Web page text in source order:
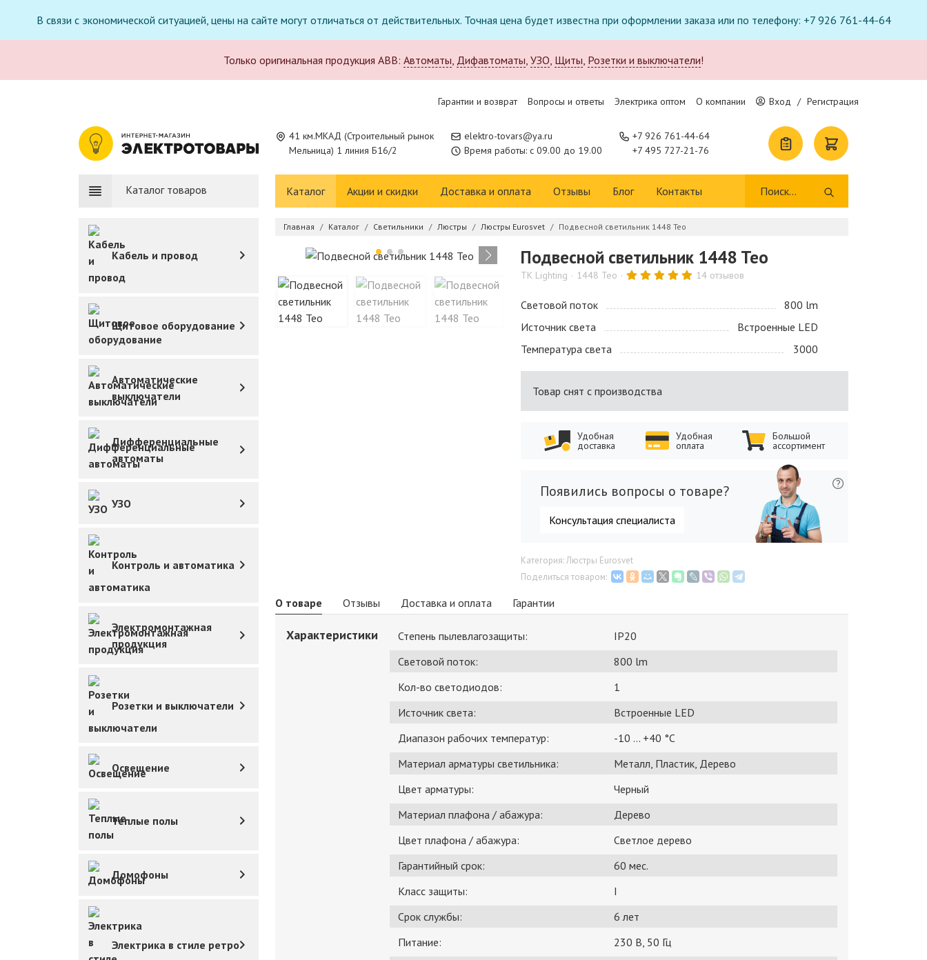
В связи с экономической ситуацией, цены на сайте могут отличаться от действительных. Точная цена будет известна при оформлении заказа или по телефону: +7 926 761-44-64
Только оригинальная продукция ABB: Автоматы, Дифавтоматы, УЗО, Щиты, Розетки и выключатели!
Гарантии и возврат Вопросы и ответы Электрика оптом О компании Вход / Регистрация
41 км.МКАД (Строительный рынок
Мельница) 1 линия Б16/2
elektro-tovars@ya.ru
Время работы: с 09.00 до 19.00
+7 926 761-44-64
+7 495 727-21-76
Каталог товаров Каталог Акции и скидки Доставка и оплата Отзывы Блог Контакты
Кабель и провод
Щитовое оборудование
Автоматические
выключатели
Дифференциальные
автоматы
УЗО
Контроль и автоматика
Электромонтажная
продукция
Розетки и выключатели
Освещение
Теплые полы
Домофоны
Электрика в стиле ретро
Главная Каталог Светильники Люстры Люстры Eurosvet Подвесной светильник 1448 Teo
Подвесной светильник 1448 Teo
TK Lighting 1448 Teo 14 отзывов
Световой поток
800 lm
Источник света
Встроенные LED
Температура света
3000
Товар снят с производства
Удобная
доставка
Удобная
оплата
Большой
ассортимент
Появились вопросы о товаре?
Консультация специалиста
Категория: Люстры Eurosvet
Поделиться товаром:
О товаре Отзывы Доставка и оплата Гарантии
Характеристики Степень пылевлагозащиты:
IP20
Световой поток:
800 lm
Кол-во светодиодов:
1
Источник света:
Встроенные LED
Диапазон рабочих температур:
-10 ... +40 °С
Материал арматуры светильника:
Металл, Пластик, Дерево
Цвет арматуры:
Черный
Материал плафона / абажура:
Дерево
Цвет плафона / абажура:
Светлое дерево
Гарантийный срок:
60 мес.
Класс защиты:
I
Срок службы:
6 лет
Питание:
230 В, 50 Гц